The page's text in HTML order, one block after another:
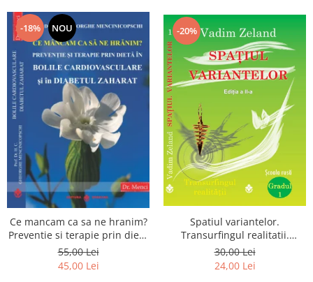
-18% NOU
Ce mancam ca sa ne hranim?
Preventie si terapie prin dieta
in bolile cardiovasculare si in
diabetul zaharat
55,00 Lei
45,00 Lei
-20%
Spatiul variantelor.
Transurfingul realitatii.
Gradul 1. Cum sa ne
dezvoltam intuitia si sa ne
alegem soarta
30,00 Lei
24,00 Lei